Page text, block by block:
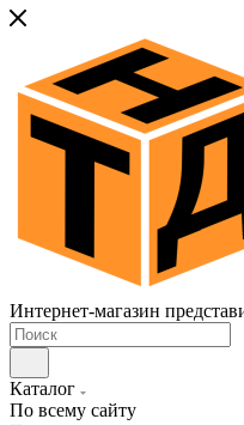
Интернет-магазин
Каталог
По всему сайту